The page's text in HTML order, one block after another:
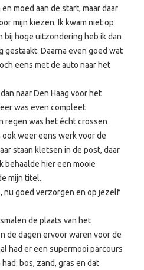
moed aan de start, maar daar
mijn kiezen. Ik kwam niet op
bij hoge uitzondering heb ik dan
Daarna even goed wat
eens met de auto naar het
naar Den Haag voor het
was even compleet
regen was het écht crossen
weer eens werk voor de
staan kletsen in de post, daar
behaalde hier een mooie
mijn titel.
nu goed verzorgen en op jezelf
de plaats van het
de dagen ervoor waren voor de
had er een supermooi parcours
bos, zand, gras en dat